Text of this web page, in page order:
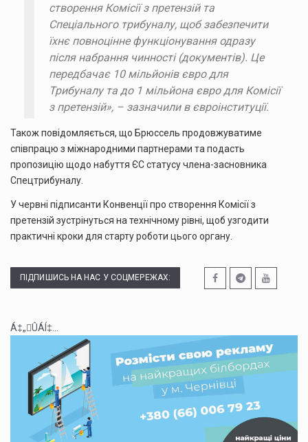
створення Комісії з претензій та
Спеціального трибуналу, щоб забезпечити
їхнє повноцінне функціонування одразу
після набрання чинності (документів). Це
передбачає 10 мільйонів євро для
Трибуналу та до 1 мільйона євро для Комісії
з претензій», – зазначили в євроінституції.
Також повідомляється, що Брюссель продовжуватиме
співпрацю з міжнародними партнерами та подасть
пропозицію щодо набуття ЄС статусу члена-засновника
Спецтрибуналу.
У червні підписанти Конвенції про створення Комісії з
претензій зустрінуться на технічному рівні, щоб узгодити
практичні кроки для старту роботи цього органу.
ПІДПИШИСЬ НА НАС У СОЦМЕРЕЖАХ:
Á‡„ÛÁÍ‡...